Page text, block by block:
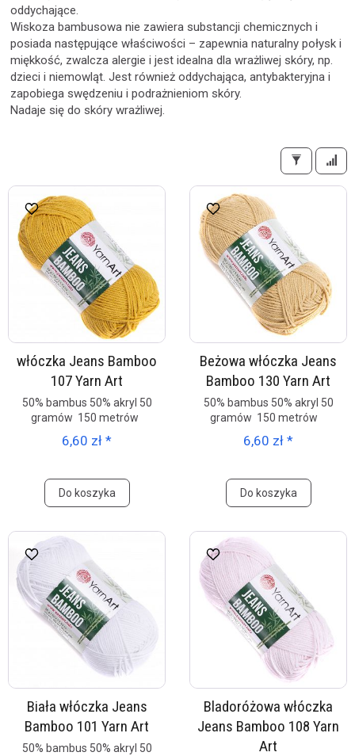
oddychające.
Wiskoza bambusowa nie zawiera substancji chemicznych i
posiada następujące właściwości – zapewnia naturalny połysk i
miękkość, zwalcza alergie i jest idealna dla wrażliwej skóry, np.
dzieci i niemowląt. Jest również oddychająca, antybakteryjna i
zapobiega swędzeniu i podrażnieniom skóry.
Nadaje się do skóry wrażliwej.
włóczka Jeans Bamboo
107 Yarn Art
50% bambus 50% akryl 50
gramów 150 metrów
6,60 zł *
Do koszyka
Beżowa włóczka Jeans
Bamboo 130 Yarn Art
50% bambus 50% akryl 50
gramów 150 metrów
6,60 zł *
Do koszyka
Biała włóczka Jeans
Bamboo 101 Yarn Art
50% bambus 50% akryl 50
Bladoróżowa włóczka
Jeans Bamboo 108 Yarn
Art